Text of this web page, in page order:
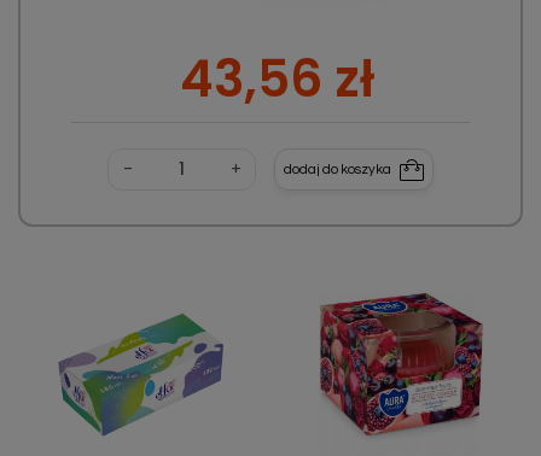
43,56 zł
- + dodaj do koszyka